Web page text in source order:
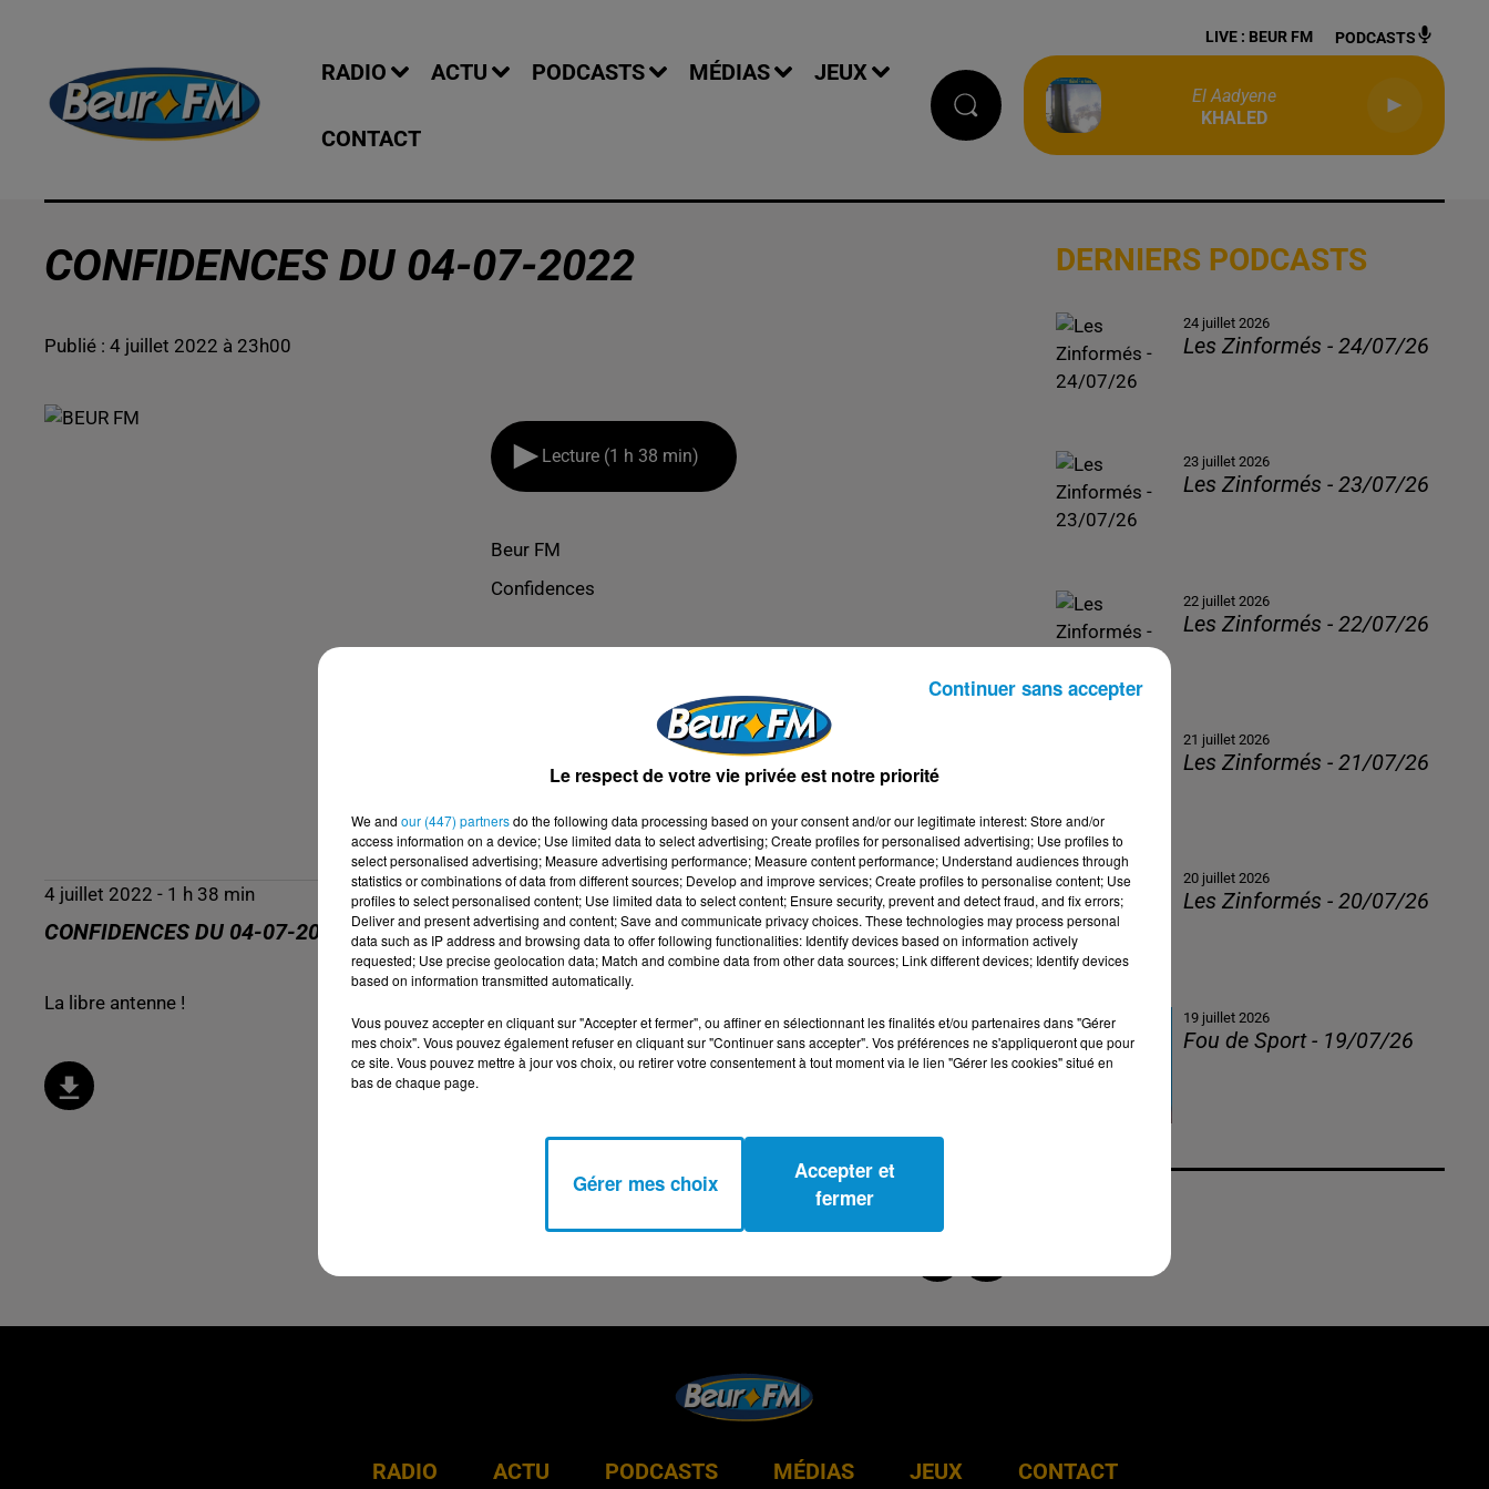
RADIO ACTU PODCASTS MÉDIAS JEUX
CONTACT
LIVE : BEUR FM PODCASTS
El Aadyene
KHALED
CONFIDENCES DU 04-07-2022
Publié : 4 juillet 2022 à 23h00
Lecture (1 h 38 min)
Beur FM
Confidences
4 juillet 2022 - 1 h 38 min
CONFIDENCES DU 04-07-2022
La libre antenne !
DERNIERS PODCASTS
24 juillet 2026
Les Zinformés - 24/07/26
23 juillet 2026
Les Zinformés - 23/07/26
22 juillet 2026
Les Zinformés - 22/07/26
21 juillet 2026
Les Zinformés - 21/07/26
20 juillet 2026
Les Zinformés - 20/07/26
19 juillet 2026
Fou de Sport - 19/07/26
RADIO ACTU PODCASTS MÉDIAS JEUX CONTACT
Le respect de votre vie privée est notre priorité
We and our (447) partnersdo the following data processing based on your consent and/or our legitimate interest: Store and/or
access information on a device; Use limited data to select advertising; Create profiles for personalised advertising; Use profiles to
select personalised advertising; Measure advertising performance; Measure content performance; Understand audiences through
statistics or combinations of data from different sources; Develop and improve services; Create profiles to personalise content; Use
profiles to select personalised content; Use limited data to select content; Ensure security, prevent and detect fraud, and fix errors;
Deliver and present advertising and content; Save and communicate privacy choices. These technologies may process personal
data such as IP address and browsing data to offer following functionalities: Identify devices based on information actively
requested; Use precise geolocation data; Match and combine data from other data sources; Link different devices; Identify devices
based on information transmitted automatically.
Vous pouvez accepter en cliquant sur "Accepter et fermer", ou affiner en sélectionnant les finalités et/ou partenaires dans "Gérer
mes choix". Vous pouvez également refuser en cliquant sur "Continuer sans accepter". Vos préférences ne s'appliqueront que pour
ce site. Vous pouvez mettre à jour vos choix, ou retirer votre consentement à tout moment via le lien "Gérer les cookies" situé en
bas de chaque page.
Gérer mes choix
Accepter et
fermer
Continuer sans accepter